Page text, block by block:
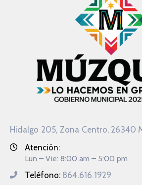
Hidalgo 205, Zona Centro, 26340
Atención:
Lun – Vie: 8:00 am – 5:00 pm
Teléfono: 864.616.1929